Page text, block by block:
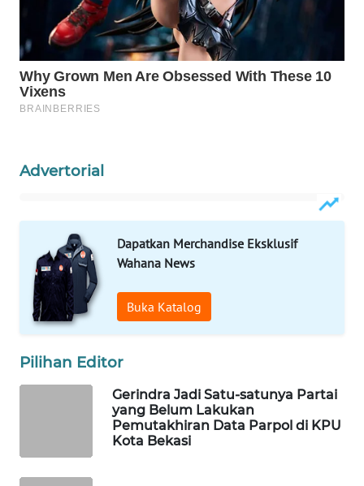
Advertorial
Dapatkan Merchandise Eksklusif
Wahana News
Buka Katalog
Pilihan Editor
Gerindra Jadi Satu-satunya Partai
yang Belum Lakukan
Pemutakhiran Data Parpol di KPU
Kota Bekasi
WAHANANEWS
ID
WAHANANEWS
CO ID
WAHANA
UMKM
WAHANA
SELEB
WAHANA
PERSONA